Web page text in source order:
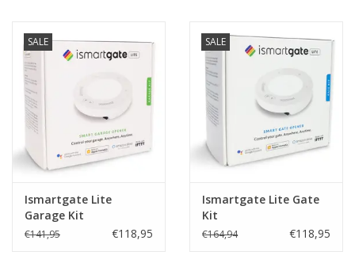
SALE
Ismartgate Lite
Garage Kit
€141,95 €118,95
SALE
Ismartgate Lite Gate
Kit
€164,94 €118,95